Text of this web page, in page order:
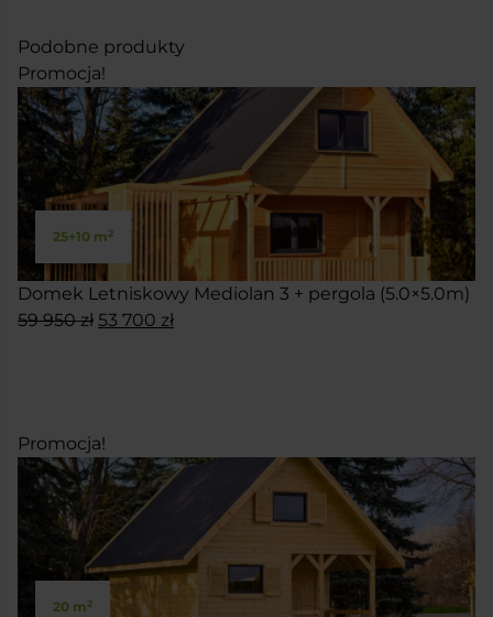
Podobne produkty
Promocja!
25+10 m2
Domek Letniskowy Mediolan 3 + pergola (5.0×5.0m)
59 950zł Pierwotna
53 700 złAktualna
Promocja!
20 m2